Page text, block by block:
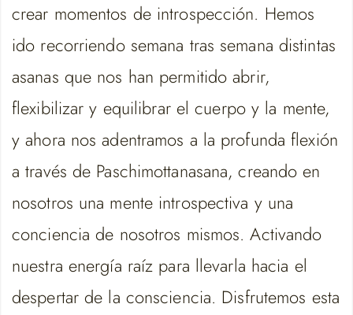
crear momentos de introspección. Hemos
ido recorriendo semana tras semana distintas
asanas que nos han permitido abrir,
flexibilizar y equilibrar el cuerpo y la mente,
y ahora nos adentramos a la profunda flexión
a través de Paschimottanasana, creando en
nosotros una mente introspectiva y una
conciencia de nosotros mismos. Activando
nuestra energía raíz para llevarla hacia el
despertar de la consciencia. Disfrutemos esta